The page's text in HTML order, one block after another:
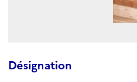
Désignation